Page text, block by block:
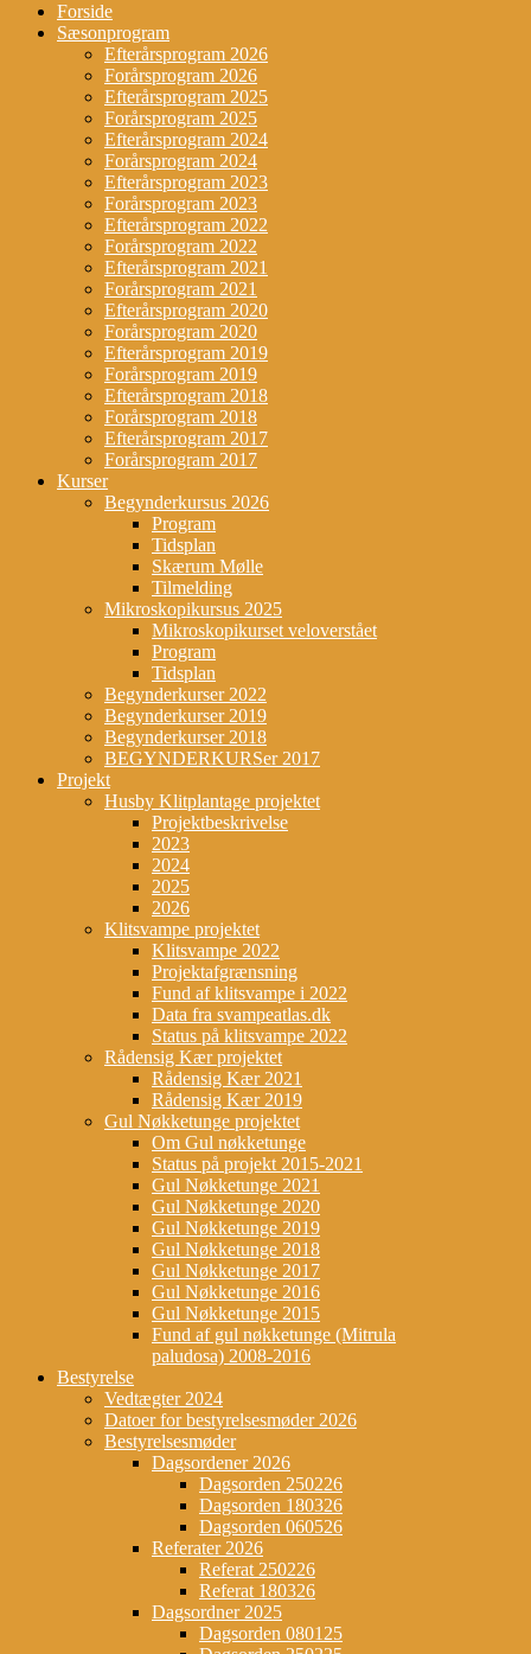
Forside
Sæsonprogram
Efterårsprogram 2026
Forårsprogram 2026
Efterårsprogram 2025
Forårsprogram 2025
Efterårsprogram 2024
Forårsprogram 2024
Efterårsprogram 2023
Forårsprogram 2023
Efterårsprogram 2022
Forårsprogram 2022
Efterårsprogram 2021
Forårsprogram 2021
Efterårsprogram 2020
Forårsprogram 2020
Efterårsprogram 2019
Forårsprogram 2019
Efterårsprogram 2018
Forårsprogram 2018
Efterårsprogram 2017
Forårsprogram 2017
Kurser
Begynderkursus 2026
Program
Tidsplan
Skærum Mølle
Tilmelding
Mikroskopikursus 2025
Mikroskopikurset veloverstået
Program
Tidsplan
Begynderkurser 2022
Begynderkurser 2019
Begynderkurser 2018
BEGYNDERKURSer 2017
Projekt
Husby Klitplantage projektet
Projektbeskrivelse
2023
2024
2025
2026
Klitsvampe projektet
Klitsvampe 2022
Projektafgrænsning
Fund af klitsvampe i 2022
Data fra svampeatlas.dk
Status på klitsvampe 2022
Rådensig Kær projektet
Rådensig Kær 2021
Rådensig Kær 2019
Gul Nøkketunge projektet
Om Gul nøkketunge
Status på projekt 2015-2021
Gul Nøkketunge 2021
Gul Nøkketunge 2020
Gul Nøkketunge 2019
Gul Nøkketunge 2018
Gul Nøkketunge 2017
Gul Nøkketunge 2016
Gul Nøkketunge 2015
Fund af gul nøkketunge (Mitrula
paludosa) 2008-2016
Bestyrelse
Vedtægter 2024
Datoer for bestyrelsesmøder 2026
Bestyrelsesmøder
Dagsordener 2026
Dagsorden 250226
Dagsorden 180326
Dagsorden 060526
Referater 2026
Referat 250226
Referat 180326
Dagsordner 2025
Dagsorden 080125